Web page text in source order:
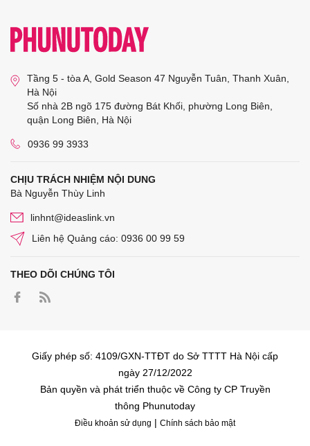
Tầng 5 - tòa A, Gold Season 47 Nguyễn Tuân, Thanh Xuân,
Hà Nội
Số nhà 2B ngõ 175 đường Bát Khối, phường Long Biên,
quận Long Biên, Hà Nội
0936 99 3933
CHỊU TRÁCH NHIỆM NỘI DUNG
Bà Nguyễn Thùy Linh
linhnt@ideaslink.vn
Liên hệ Quảng cáo: 0936 00 99 59
THEO DÕI CHÚNG TÔI
Giấy phép số: 4109/GXN-TTĐT do Sở TTTT Hà Nội cấp
ngày 27/12/2022
Bản quyền và phát triển thuộc về Công ty CP Truyền
thông Phunutoday
Điều khoản sử dụng | Chính sách bảo mật